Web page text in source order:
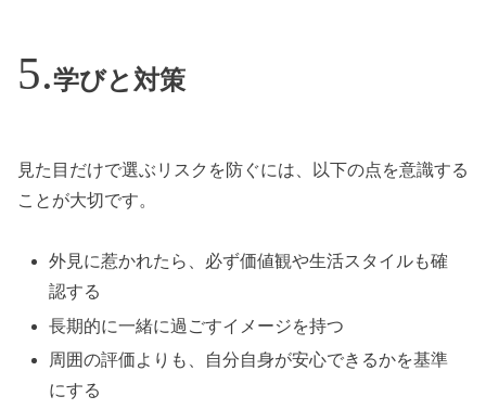
学びと対策
見た目だけで選ぶリスクを防ぐには、以下の点を意識する
ことが大切です。
外見に惹かれたら、必ず価値観や生活スタイルも確
認する
長期的に一緒に過ごすイメージを持つ
周囲の評価よりも、自分自身が安心できるかを基準
にする